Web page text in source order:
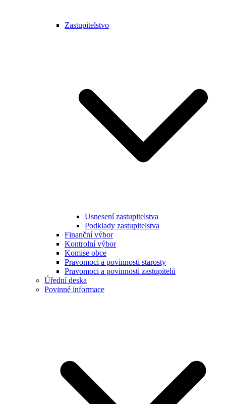
Zastupitelstvo
Usnesení zastupitelstva
Podklady zastupitelstva
Finanční výbor
Kontrolní výbor
Komise obce
Pravomoci a povinnosti starosty
Pravomoci a povinnosti zastupitelů
Úřední deska
Povinné informace